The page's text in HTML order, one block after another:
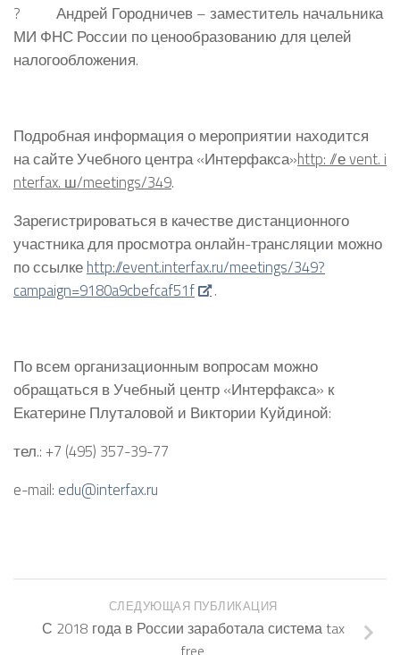
? Андрей Городничев – заместитель начальника
МИ ФНС России по ценообразованию для целей
налогообложения.
Подробная информация о мероприятии находится
на сайте Учебного центра «Интерфакса»http: //е vent. i
nterfax. ш/meetings/349.
Зарегистрироваться в качестве дистанционного
участника для просмотра онлайн-трансляции можно
по ссылке http://event.interfax.ru/meetings/349?
campaign=9180a9cbefcaf51f
.
По всем организационным вопросам можно
обращаться в Учебный центр «Интерфакса» к
Екатерине Плуталовой и Виктории Куйдиной:
тел.: +7 (495) 357-39-77
e-mail: edu@interfax.ru
СЛЕДУЮЩАЯ ПУБЛИКАЦИЯ
С 2018 года в России заработала система tax